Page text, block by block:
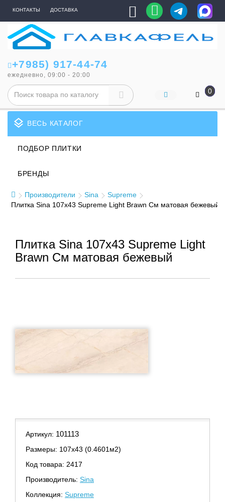
КОНТАКТЫ ДОСТАВКА
+7985) 917-44-74
ежедневно, 09:00 - 20:00
0
layers ВЕСЬ КАТАЛОГ
ПОДБОР ПЛИТКИ
БРЕНДЫ
Производители Sina
Supreme
Плитка Sina 107x43 Supreme Light Brawn См матовая бежевый
Плитка Sina 107x43 Supreme Light
Brawn См матовая бежевый
Артикул: 101113
Размеры: 107х43 (0.4601м2)
Код товара: 2417
Производитель: Sina
Коллекция: Supreme